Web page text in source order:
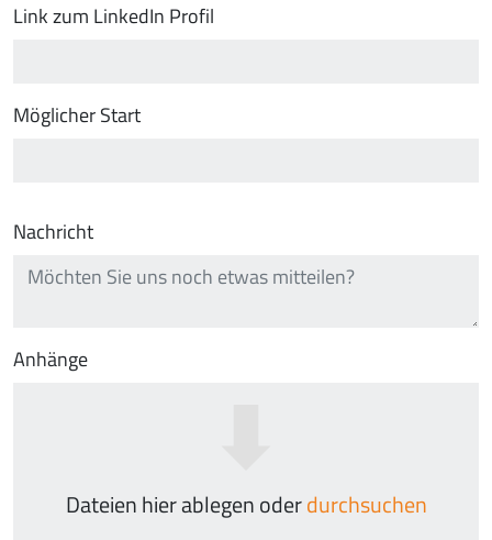
Link zum LinkedIn Profil
Möglicher Start
Nachricht
Anhänge
Dateien hier ablegen oderdurchsuchen